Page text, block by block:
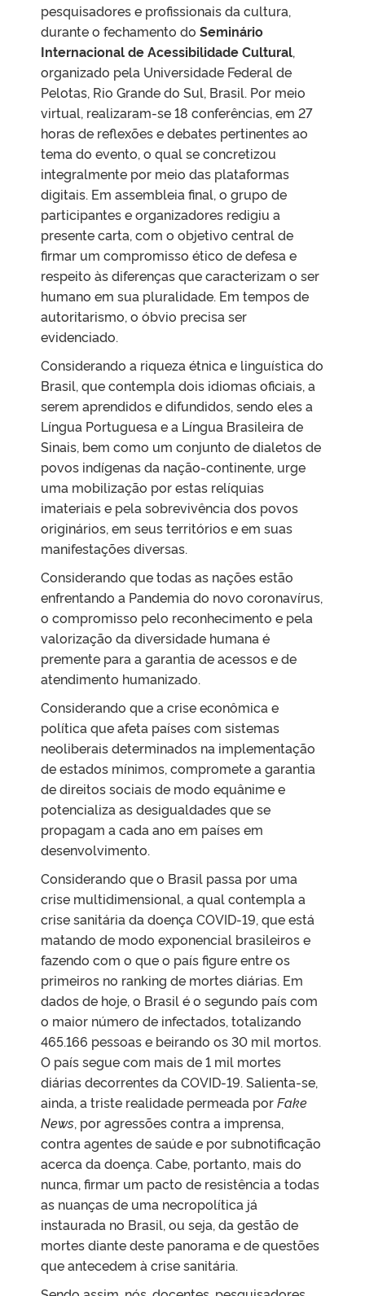
pesquisadores e profissionais da cultura,
durante o fechamento do Seminário
Internacional de Acessibilidade Cultural,
organizado pela Universidade Federal de
Pelotas, Rio Grande do Sul, Brasil. Por meio
virtual, realizaram-se 18 conferências, em 27
horas de reflexões e debates pertinentes ao
tema do evento, o qual se concretizou
integralmente por meio das plataformas
digitais. Em assembleia final, o grupo de
participantes e organizadores redigiu a
presente carta, com o objetivo central de
firmar um compromisso ético de defesa e
respeito às diferenças que caracterizam o ser
humano em sua pluralidade. Em tempos de
autoritarismo, o óbvio precisa ser
evidenciado.
Considerando a riqueza étnica e linguística do
Brasil, que contempla dois idiomas oficiais, a
serem aprendidos e difundidos, sendo eles a
Língua Portuguesa e a Língua Brasileira de
Sinais, bem como um conjunto de dialetos de
povos indígenas da nação-continente, urge
uma mobilização por estas relíquias
imateriais e pela sobrevivência dos povos
originários, em seus territórios e em suas
manifestações diversas.
Considerando que todas as nações estão
enfrentando a Pandemia do novo coronavírus,
o compromisso pelo reconhecimento e pela
valorização da diversidade humana é
premente para a garantia de acessos e de
atendimento humanizado.
Considerando que a crise econômica e
política que afeta países com sistemas
neoliberais determinados na implementação
de estados mínimos, compromete a garantia
de direitos sociais de modo equânime e
potencializa as desigualdades que se
propagam a cada ano em países em
desenvolvimento.
Considerando que o Brasil passa por uma
crise multidimensional, a qual contempla a
crise sanitária da doença COVID-19, que está
matando de modo exponencial brasileiros e
fazendo com o que o país figure entre os
primeiros no ranking de mortes diárias. Em
dados de hoje, o Brasil é o segundo país com
o maior número de infectados, totalizando
465.166 pessoas e beirando os 30 mil mortos.
O país segue com mais de 1 mil mortes
diárias decorrentes da COVID-19. Salienta-se,
ainda, a triste realidade permeada porFake
News, por agressões contra a imprensa,
contra agentes de saúde e por subnotificação
acerca da doença. Cabe, portanto, mais do
nunca, firmar um pacto de resistência a todas
as nuanças de uma necropolítica já
instaurada no Brasil, ou seja, da gestão de
mortes diante deste panorama e de questões
que antecedem à crise sanitária.